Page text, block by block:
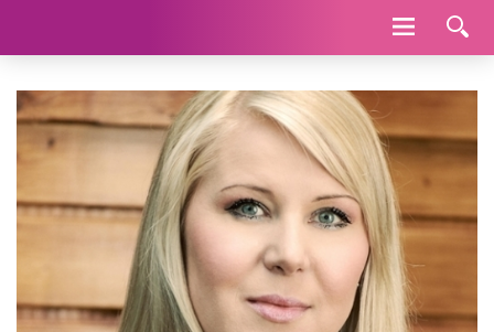
Navigace